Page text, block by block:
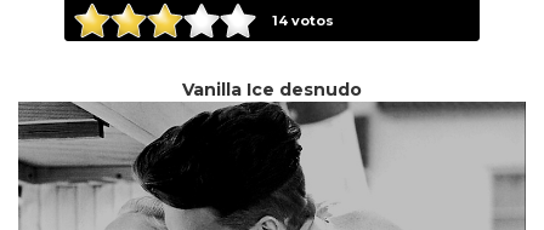
14votos
Vanilla Ice desnudo